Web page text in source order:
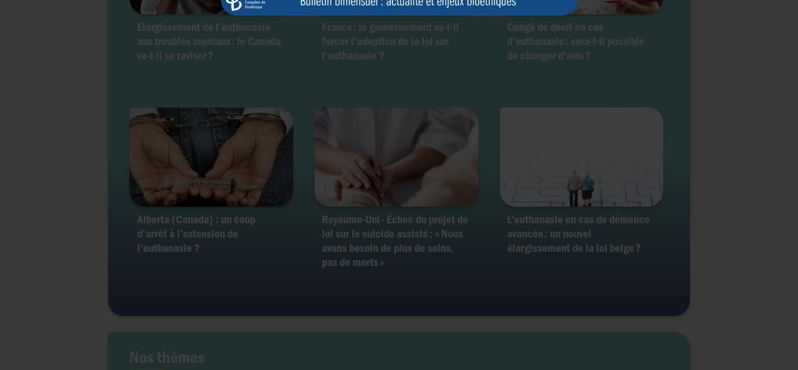
Elargissement de l’euthanasie
aux troubles mentaux : le Canada
va-t-il se raviser ?
France : le gouvernement va-t-il
forcer l’adoption de la loi sur
l’euthanasie ?
Congé de deuil en cas
d’euthanasie : sera-t-il possible
de changer d’avis ?
Alberta (Canada) : un coup
d’arrêt à l’extension de
l’euthanasie ?
Royaume-Uni - Échec du projet de
loi sur le suicide assisté : « Nous
avons besoin de plus de soins,
pas de morts »
L’euthanasie en cas de démence
avancée : un nouvel
élargissement de la loi belge ?
Nos thèmes